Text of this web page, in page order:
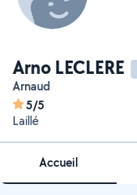
Arno LECLERE
Arnaud
5/5
Laillé
Accueil